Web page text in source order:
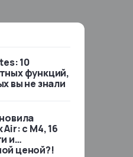
10
функций,
вы не знали
с M4, 16
и…
ценой?!